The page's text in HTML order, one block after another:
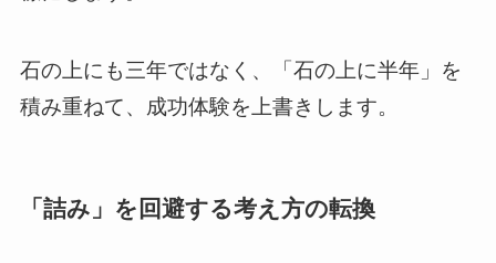
石の上にも三年ではなく、「石の上に半年」を
積み重ねて、成功体験を上書きします。
「詰み」を回避する考え方の転換